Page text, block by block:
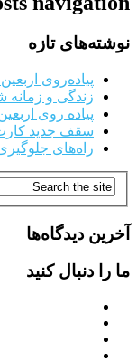
نوشته‌های تازه
پیاده‌روی
زندگی و زمانه
پیاده روی
سقف جدید کارت
راه‌های
آخرین دیدگاه‌ها
ما را دنبال کنید